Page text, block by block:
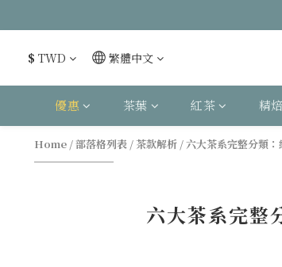
$ TWD 繁體中文
優惠 茶葉 紅茶 精焙
Home /部落格列表 /茶款解析 /六大茶系完整分類
六大茶系完整